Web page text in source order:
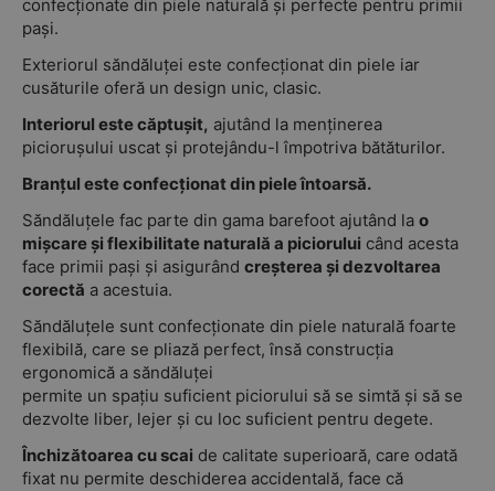
confecționate din piele naturală și perfecte pentru primii
pași.
Exteriorul săndăluței este confecționat din piele iar
cusăturile oferă un design unic, clasic.
Interiorul este căptușit, ajutând la menținerea
piciorușului uscat și protejându-l împotriva bătăturilor.
Branțul este confecționat din piele întoarsă.
Săndăluțele fac parte din gama barefoot ajutând la o
mișcare și flexibilitate naturală a piciorului când acesta
face primii pași și asigurând creșterea și dezvoltarea
corectă a acestuia.
Săndăluțele sunt confecționate din piele naturală foarte
flexibilă, care se pliază perfect, însă construcția
ergonomică a săndăluței
permite un spațiu suficient piciorului să se simtă și să se
dezvolte liber, lejer și cu loc suficient pentru degete.
Închizătoarea cu scai de calitate superioară, care odată
fixat nu permite deschiderea accidentală, face că